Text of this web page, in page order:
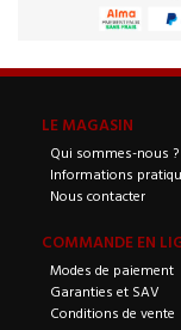
LE MAGASIN
Qui sommes-nous ?
Informations
Nous contacter
COMMANDE EN
Modes de paiement
Garanties et SAV
Conditions de vente